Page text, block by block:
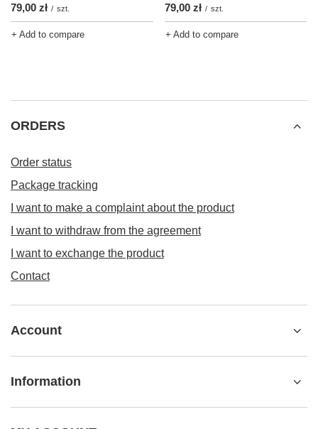
79,00 zł / szt.
+ Add to compare
79,00 zł / szt.
+ Add to compare
ORDERS
Order status
Package tracking
I want to make a complaint about the product
I want to withdraw from the agreement
I want to exchange the product
Contact
Account
Information